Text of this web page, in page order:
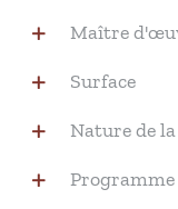
Maître
Surface
Nature de
Programme